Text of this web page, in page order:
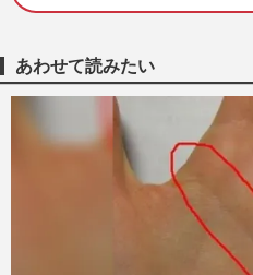
週刊女性PRIME
“韓国通”芸能
ポット」2泊3
い物、グル
週刊女性2024年7月
音楽ショップ
楽ドラマラ
『あまちゃ
あわせて読みたい